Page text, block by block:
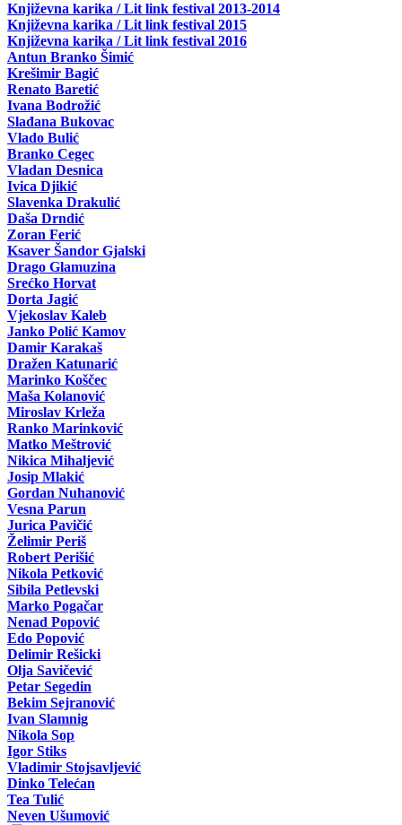
Književna karika / Lit link festival 2013-2014
Književna karika / Lit link festival 2015
Književna karika / Lit link festival 2016
Antun Branko Šimić
Krešimir Bagić
Renato Baretić
Ivana Bodrožić
Slađana Bukovac
Vlado Bulić
Branko Cegec
Vladan Desnica
Ivica Djikić
Slavenka Drakulić
Daša Drndić
Zoran Ferić
Ksaver Šandor Gjalski
Drago Glamuzina
Srećko Horvat
Dorta Jagić
Vjekoslav Kaleb
Janko Polić Kamov
Damir Karakaš
Dražen Katunarić
Marinko Koščec
Maša Kolanović
Miroslav Krleža
Ranko Marinković
Matko Meštrović
Nikica Mihaljević
Josip Mlakić
Gordan Nuhanović
Vesna Parun
Jurica Pavičić
Želimir Periš
Robert Perišić
Nikola Petković
Sibila Petlevski
Marko Pogačar
Nenad Popović
Edo Popović
Delimir Rešicki
Olja Savičević
Petar Segedin
Bekim Sejranović
Ivan Slamnig
Nikola Sop
Igor Stiks
Vladimir Stojsavljević
Dinko Telećan
Tea Tulić
Neven Ušumović